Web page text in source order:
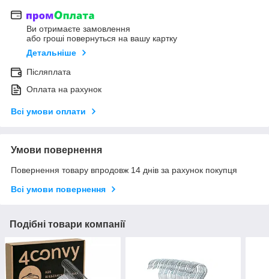
Ви отримаєте замовлення
або гроші повернуться на вашу картку
Детальніше
Післяплата
Оплата на рахунок
Всі умови оплати
Умови повернення
Повернення товару впродовж 14 днів за рахунок покупця
Всі умови повернення
Подібні товари компанії